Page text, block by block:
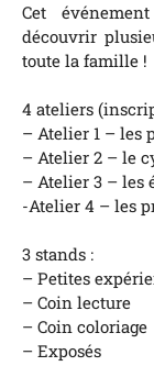
Cet
découvrir
toute la famille !
4 ateliers
– Atelier 1 – les
– Atelier 2 – le
– Atelier 3 – les
-Atelier 4 – les
3 stands :
– Petites
– Coin lecture
– Coin coloriage
– Exposés